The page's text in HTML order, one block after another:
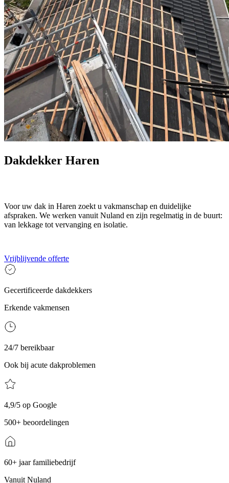
Dakdekker Haren
Voor uw dak in Haren zoekt u vakmanschap en duidelijke
afspraken. We werken vanuit Nuland en zijn regelmatig in de buurt:
van lekkage tot vervanging en isolatie.
Vrijblijvende offerte
Gecertificeerde dakdekkers
Erkende vakmensen
24/7 bereikbaar
Ook bij acute dakproblemen
4,9/5 op Google
500+ beoordelingen
60+ jaar familiebedrijf
Vanuit Nuland